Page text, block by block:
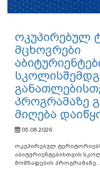
ოკუპირებულ
მცხოვრები
პროგრამაზე
მიღება
05.08.2026
ოკუპირებულ
აბიტურიენტებისთვის
მომზადების პროგრამაზე...